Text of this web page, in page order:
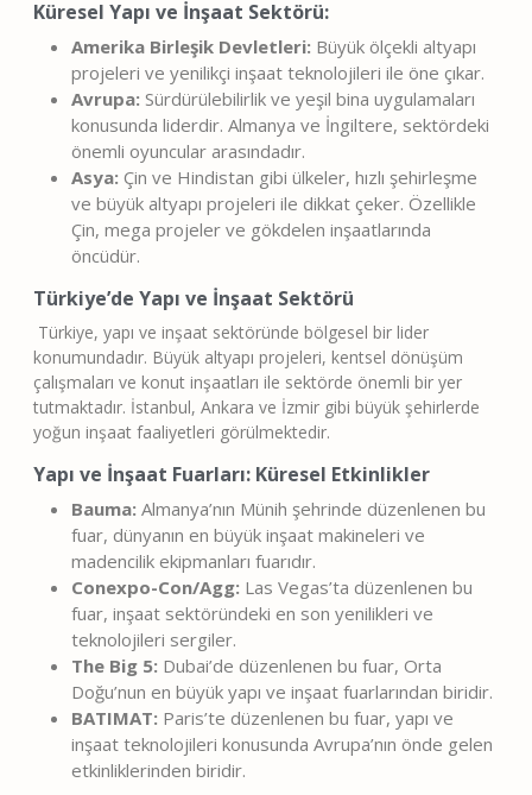
Küresel Yapı ve İnşaat Sektörü:
Amerika Birleşik Devletleri: Büyük ölçekli altyapı
projeleri ve yenilikçi inşaat teknolojileri ile öne çıkar.
Avrupa: Sürdürülebilirlik ve yeşil bina uygulamaları
konusunda liderdir. Almanya ve İngiltere, sektördeki
önemli oyuncular arasındadır.
Asya: Çin ve Hindistan gibi ülkeler, hızlı şehirleşme
ve büyük altyapı projeleri ile dikkat çeker. Özellikle
Çin, mega projeler ve gökdelen inşaatlarında
öncüdür.
Türkiye’de Yapı ve İnşaat Sektörü
Türkiye, yapı ve inşaat sektöründe bölgesel bir lider
konumundadır. Büyük altyapı projeleri, kentsel dönüşüm
çalışmaları ve konut inşaatları ile sektörde önemli bir yer
tutmaktadır. İstanbul, Ankara ve İzmir gibi büyük şehirlerde
yoğun inşaat faaliyetleri görülmektedir.
Yapı ve İnşaat Fuarları: Küresel Etkinlikler
Bauma: Almanya’nın Münih şehrinde düzenlenen bu
fuar, dünyanın en büyük inşaat makineleri ve
madencilik ekipmanları fuarıdır.
Conexpo-Con/Agg: Las Vegas’ta düzenlenen bu
fuar, inşaat sektöründeki en son yenilikleri ve
teknolojileri sergiler.
The Big 5: Dubai’de düzenlenen bu fuar, Orta
Doğu’nun en büyük yapı ve inşaat fuarlarından biridir.
BATIMAT: Paris’te düzenlenen bu fuar, yapı ve
inşaat teknolojileri konusunda Avrupa’nın önde gelen
etkinliklerinden biridir.